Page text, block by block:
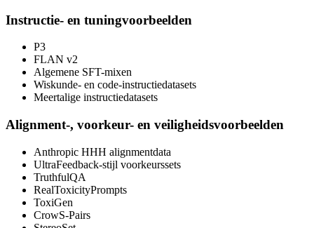
Instructie- en tuningvoorbeelden
P3
FLAN v2
Algemene SFT-mixen
Wiskunde- en code-instructiedatasets
Meertalige instructiedatasets
Alignment-, voorkeur- en veiligheidsvoorbeelden
Anthropic HHH alignmentdata
UltraFeedback-stijl voorkeurssets
TruthfulQA
RealToxicityPrompts
ToxiGen
CrowS-Pairs